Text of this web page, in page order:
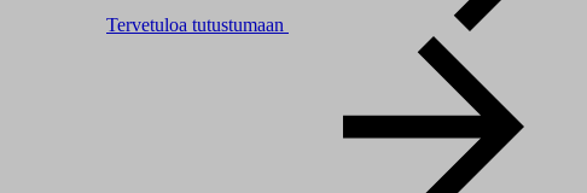
Tervetuloa tutustumaan